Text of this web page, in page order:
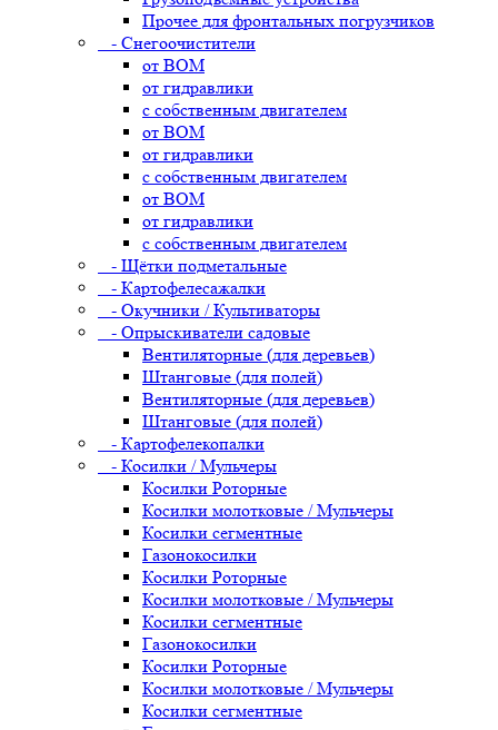
Прочее для фронтальных погрузчиков
- Снегоочистители
от ВОМ
от гидравлики
с собственным двигателем
от ВОМ
от гидравлики
с собственным двигателем
от ВОМ
от гидравлики
с собственным двигателем
- Щётки подметальные
- Картофелесажалки
- Окучники / Культиваторы
- Опрыскиватели садовые
Вентиляторные (для деревьев)
Штанговые (для полей)
Вентиляторные (для деревьев)
Штанговые (для полей)
- Картофелекопалки
- Косилки / Мульчеры
Косилки Роторные
Косилки молотковые / Мульчеры
Косилки сегментные
Газонокосилки
Косилки Роторные
Косилки молотковые / Мульчеры
Косилки сегментные
Газонокосилки
Косилки Роторные
Косилки молотковые / Мульчеры
Косилки сегментные